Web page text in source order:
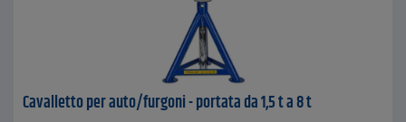
Cavalletto per auto/furgoni - portata da 1,5 t a 8 t